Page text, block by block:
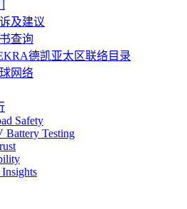
及建议
查询
德凯亚太区联络目录
网络
Safety
Battery Testing